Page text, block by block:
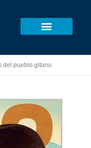
del pueblo gitano